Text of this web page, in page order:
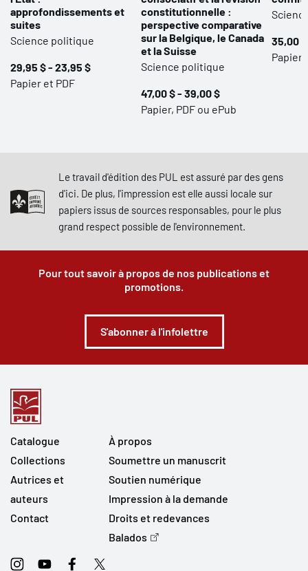
approfondissements et
suites
Science politique
29,95 $ - 23,95 $
Papier et PDF
constitutionnelle :
perspective comparative
sur la Belgique, le Canada
et la Suisse
Science politique
47,00 $ - 39,00 $
Papier, PDF ou ePub
35,00 $
Papier
Le travail d'édition des PUL est assuré par des gens
d'ici. De plus, l'impression est elle aussi locale sur
papiers issus de sources responsables, pour le plus
grand respect possible de l'environnement.
Pour tout savoir à propos de nos publications et
promotions.
S'abonner à l'infolettre
Catalogue
Collections
Autrices et
auteurs
Contact
À propos
Soumettre un manuscrit
Soutien numérique
Impression à la demande
Droits et redevances
Balados